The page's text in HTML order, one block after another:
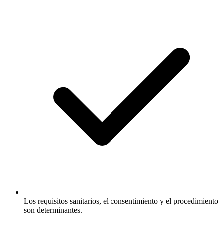
Los requisitos sanitarios, el consentimiento y el procedimiento
son determinantes.